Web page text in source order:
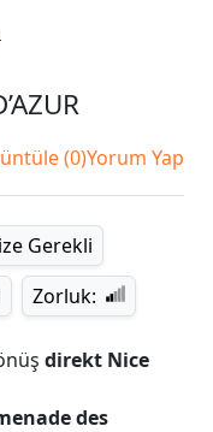
(0)Yorum Yap
Gerekli
Zorluk:
direkt Nice
des